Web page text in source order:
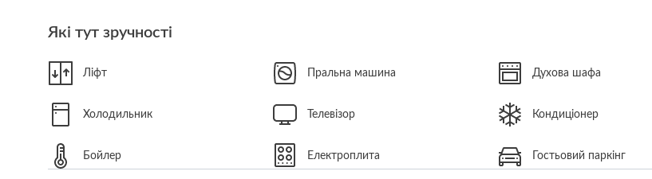
Які тут зручності
Ліфт Пральна машина Духова шафа
Холодильник Телевізор Кондиціонер
Бойлер Електроплита Гостьовий паркінг